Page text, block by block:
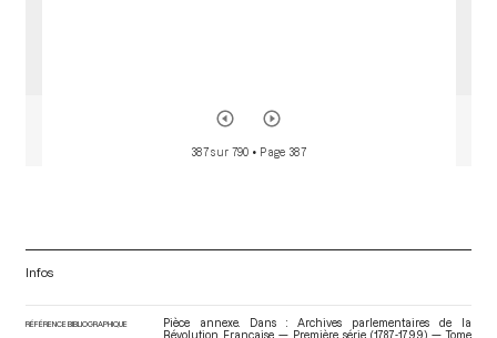
387 sur 790 • Page 387
Infos
RÉFÉRENCE BIBLIOGRAPHIQUE
Pièce annexe. Dans : Archives parlementaires de la
Révolution Française — Première série (1787-1799) — Tome